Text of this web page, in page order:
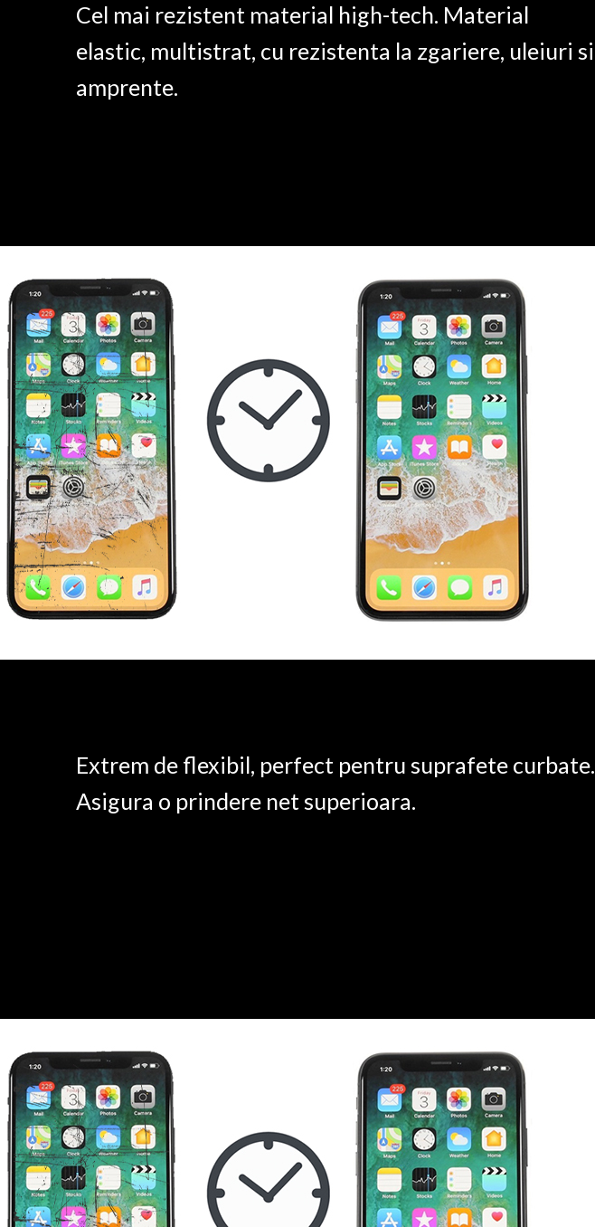
Cel mai rezistent material high-tech. Material
elastic, multistrat, cu rezistenta la zgariere, uleiuri si
amprente.
Extrem de flexibil, perfect pentru suprafete curbate.
Asigura o prindere net superioara.